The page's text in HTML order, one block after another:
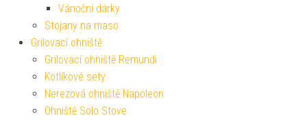
Vánoční dárky
Stojany na maso
Grilovací ohniště
Grilovací ohniště Remundi
Kotlíkové sety
Nerezová ohniště Napoleon
Ohniště Solo Stove